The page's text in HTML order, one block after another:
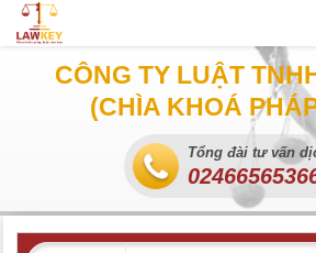
CÔNG TY LUẬT
(CHÌA KHOÁ
Tổng đài tư vấn